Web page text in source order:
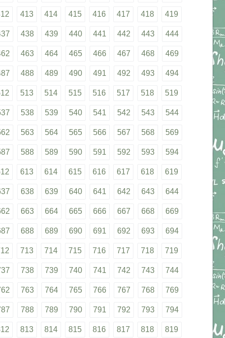
413 414 415 416 417 418 419
438 439 440 441 442 443 444
463 464 465 466 467 468 469
488 489 490 491 492 493 494
513 514 515 516 517 518 519
538 539 540 541 542 543 544
563 564 565 566 567 568 569
588 589 590 591 592 593 594
613 614 615 616 617 618 619
638 639 640 641 642 643 644
663 664 665 666 667 668 669
688 689 690 691 692 693 694
713 714 715 716 717 718 719
738 739 740 741 742 743 744
763 764 765 766 767 768 769
788 789 790 791 792 793 794
813 814 815 816 817 818 819